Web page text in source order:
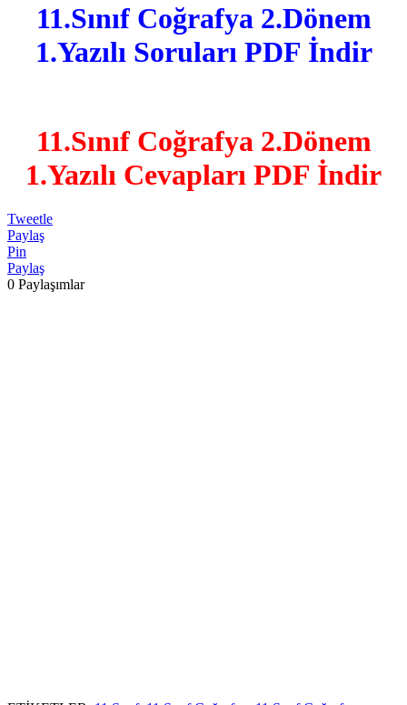
11.Sınıf Coğrafya 2.Dönem
1.Yazılı Soruları PDF İndir
11.Sınıf Coğrafya 2.Dönem
1.Yazılı Cevapları PDF İndir
Tweetle
Paylaş
Pin
Paylaş
0 Paylaşımlar